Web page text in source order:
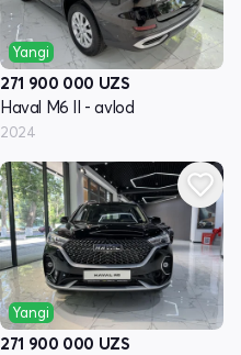
Yangi
271 900 000 UZS
Haval M6 II - avlod
2024
Yangi
271 900 000 UZS